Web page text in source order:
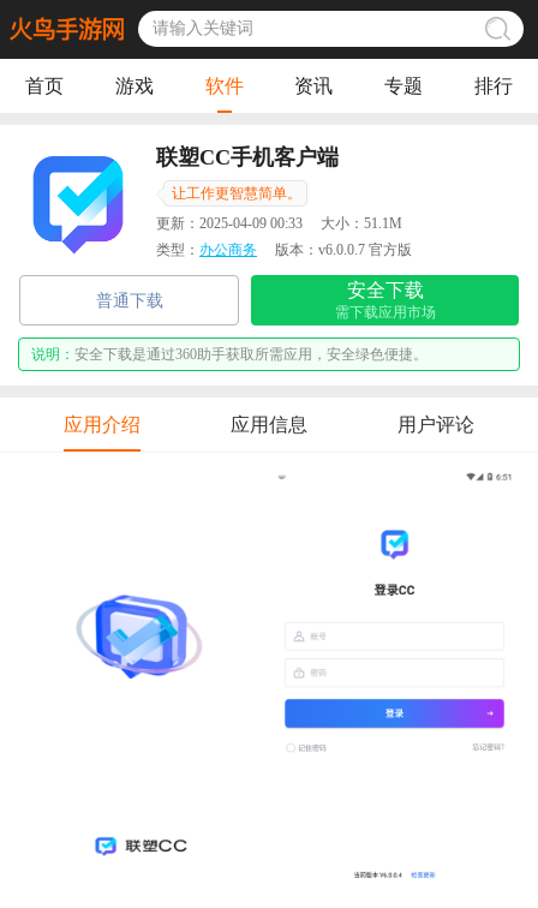
首页 游戏 软件 资讯 专题 排行
联塑CC手机客户端
让工作更智慧简单。
更新： 2025-04-09 00:33 大小： 51.1M
类型： 办公商务 版本： v6.0.0.7 官方版
普通下载
安全下载
需下载应用市场
说明： 安全下载是通过360助手获取所需应用，安全绿色便捷。
应用介绍 应用信息 用户评论